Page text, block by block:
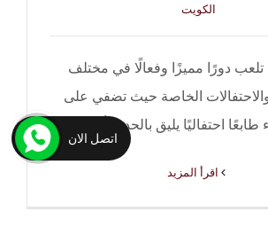
الكويت
تلعب دورًا مميزًا وفعالًا في مختلف
الخاصة حيث تضفي على
طابعًا احتفاليًا يليق بالحدث أو
اتصل الان